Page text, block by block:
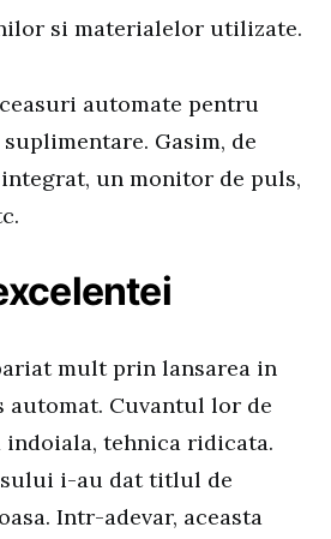
si materialelor utilizate.
automate pentru
Gasim, de
integrat, un monitor de puls,
mult prin lansarea in
automat. Cuvantul lor de
indoiala, tehnica ridicata.
i-au dat titlul de
Intr-adevar, aceasta